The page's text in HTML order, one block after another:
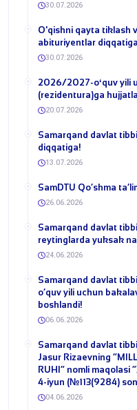
30.07.2026
​O'qishni qayta tiklash
abituriyentlar
30.07.2026
​2026/2027-oʻquv yili
(rezidentura)ga
20.07.2026
Samarqand davlat
diqqatiga!
13.07.2026
​SamDTU Qo‘shma
26.06.2026
Samarqand davlat
reytinglarda yuksak
24.06.2026
Samarqand davlat
o‘quv yili uchun
boshlandi!
06.06.2026
​Samarqand davlat
Jasur Rizaevning
RUHI” nomli maqolasi
4-iyun (№113(9284)
04.06.2026